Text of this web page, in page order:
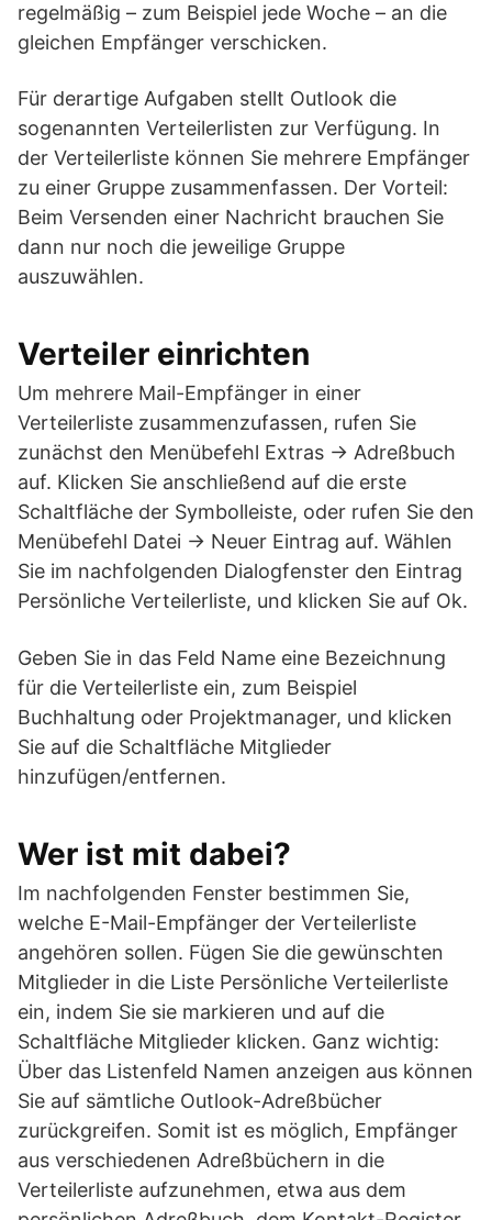
regelmäßig – zum Beispiel jede Woche – an die
gleichen Empfänger verschicken.
Für derartige Aufgaben stellt Outlook die
sogenannten Verteilerlisten zur Verfügung. In
der Verteilerliste können Sie mehrere Empfänger
zu einer Gruppe zusammenfassen. Der Vorteil:
Beim Versenden einer Nachricht brauchen Sie
dann nur noch die jeweilige Gruppe
auszuwählen.
Verteiler einrichten
Um mehrere Mail-Empfänger in einer
Verteilerliste zusammenzufassen, rufen Sie
zunächst den Menübefehl Extras -> Adreßbuch
auf. Klicken Sie anschließend auf die erste
Schaltfläche der Symbolleiste, oder rufen Sie den
Menübefehl Datei -> Neuer Eintrag auf. Wählen
Sie im nachfolgenden Dialogfenster den Eintrag
Persönliche Verteilerliste, und klicken Sie auf Ok.
Geben Sie in das Feld Name eine Bezeichnung
für die Verteilerliste ein, zum Beispiel
Buchhaltung oder Projektmanager, und klicken
Sie auf die Schaltfläche Mitglieder
hinzufügen/entfernen.
Wer ist mit dabei?
Im nachfolgenden Fenster bestimmen Sie,
welche E-Mail-Empfänger der Verteilerliste
angehören sollen. Fügen Sie die gewünschten
Mitglieder in die Liste Persönliche Verteilerliste
ein, indem Sie sie markieren und auf die
Schaltfläche Mitglieder klicken. Ganz wichtig:
Über das Listenfeld Namen anzeigen aus können
Sie auf sämtliche Outlook-Adreßbücher
zurückgreifen. Somit ist es möglich, Empfänger
aus verschiedenen Adreßbüchern in die
Verteilerliste aufzunehmen, etwa aus dem